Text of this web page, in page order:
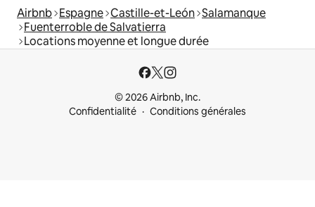
Airbnb Espagne Castille-et-León Salamanque
Fuenterroble de Salvatierra
Locations moyenne et longue durée
© 2026 Airbnb, Inc.
Confidentialité
Conditions générales